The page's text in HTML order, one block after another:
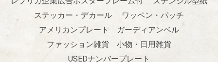
ステッカー・デカール
ワッペン・パッチ
アメリカンプレート
ガーディアンベル
ファッション雑貨
小物・日用雑貨
USEDナンバープレート